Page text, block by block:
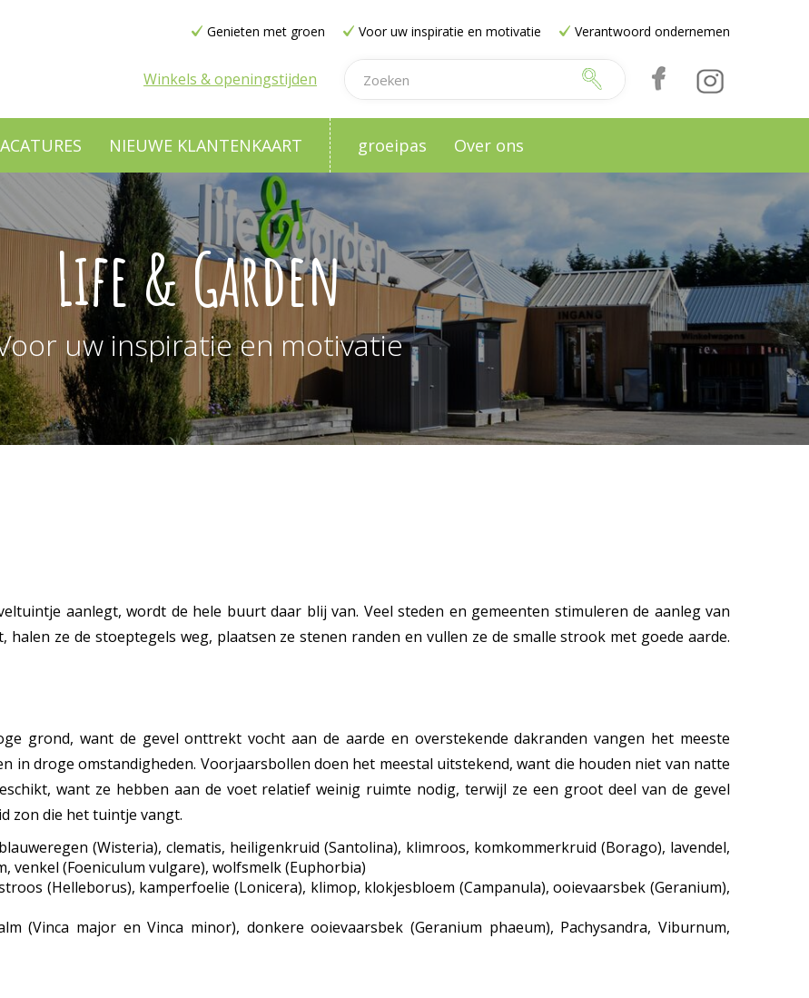
Life & Garden
uw inspiratie en motivatie
Genieten met groen Voor uw inspiratie en motivatie Verantwoord ondernemen
Winkels & openingstijden
NIEUWE KLANTENKAART groeipas Over ons
aanlegt, wordt de hele buurt daar blij van. Veel steden en gemeenten stimuleren de aanleg van
ze de stoeptegels weg, plaatsen ze stenen randen en vullen ze de smalle strook met goede aarde.
grond, want de gevel onttrekt vocht aan de aarde en overstekende dakranden vangen het meeste
in droge omstandigheden. Voorjaarsbollen doen het meestal uitstekend, want die houden niet van natte
want ze hebben aan de voet relatief weinig ruimte nodig, terwijl ze een groot deel van de gevel
zon die het tuintje vangt.
(Wisteria), clematis, heiligenkruid (Santolina), klimroos, komkommerkruid (Borago), lavendel,
venkel (Foeniculum vulgare), wolfsmelk (Euphorbia)
(Helleborus), kamperfoelie (Lonicera), klimop, klokjesbloem (Campanula), ooievaarsbek (Geranium),
(Vinca major en Vinca minor), donkere ooievaarsbek (Geranium phaeum), Pachysandra, Viburnum,